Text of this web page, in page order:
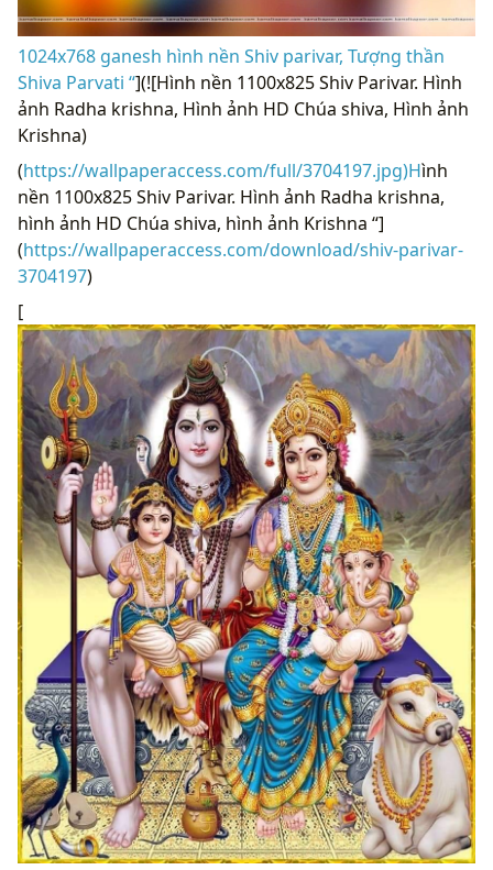
1024x768 ganesh hình nền Shiv parivar, Tượng thần
Shiva Parvati “](![Hình nền 1100x825 Shiv Parivar. Hình
ảnh Radha krishna, Hình ảnh HD Chúa shiva, Hình ảnh
Krishna)
(https://wallpaperaccess.com/full/3704197.jpg)Hình
nền 1100x825 Shiv Parivar. Hình ảnh Radha krishna,
hình ảnh HD Chúa shiva, hình ảnh Krishna “]
(https://wallpaperaccess.com/download/shiv-parivar-
3704197)
[